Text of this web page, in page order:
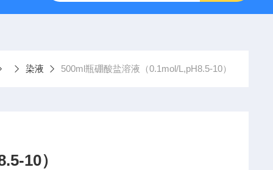
染液 500ml瓶硼酸盐溶液（0.1mol/L,pH8.5-10）
10）